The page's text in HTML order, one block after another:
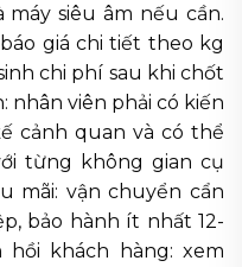
siêu âm nếu cần.
giá chi tiết theo kg
chi phí sau khi chốt
nhân viên phải có kiến
cảnh quan và có thể
từng không gian cụ
mãi: vận chuyển cẩn
bảo hành ít nhất 12-
khách hàng: xem